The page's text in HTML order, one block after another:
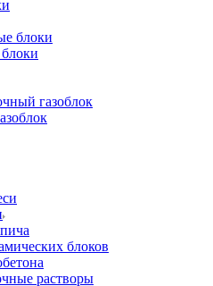
газоблок
блоков